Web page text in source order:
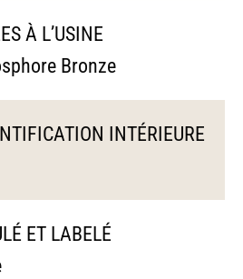
À L’USINE
Bronze
INTÉRIEURE
ET LABELÉ